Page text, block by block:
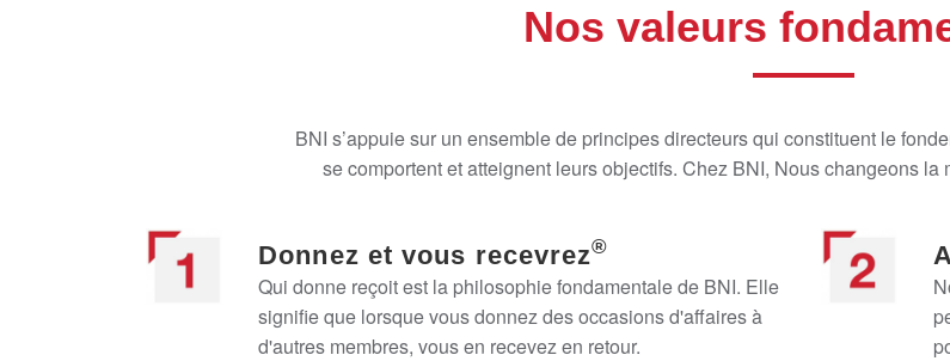
Nos valeurs
BNI s’appuie sur un ensemble de principes directeurs qui constituent le
se comportent et atteignent leurs objectifs. Chez BNI, Nous changeons
Donnez et vous recevrez®
Qui donne reçoit est la philosophie fondamentale de BNI. Elle
signifie que lorsque vous donnez des occasions d'affaires à
d'autres membres, vous en recevez en retour.